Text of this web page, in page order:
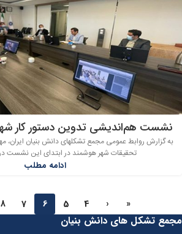
نشست هم‌اندیشی تدوین دستور کار
به گزارش روابط عمومی مجمع تشکلهای دانش بنیان ایران،
تحقیقات شهر هوشمند در ابتدای این نشست در
ادامه مطلب
«
‹
4
5
6
7
8
مجمع تشکل های دانش بنیان